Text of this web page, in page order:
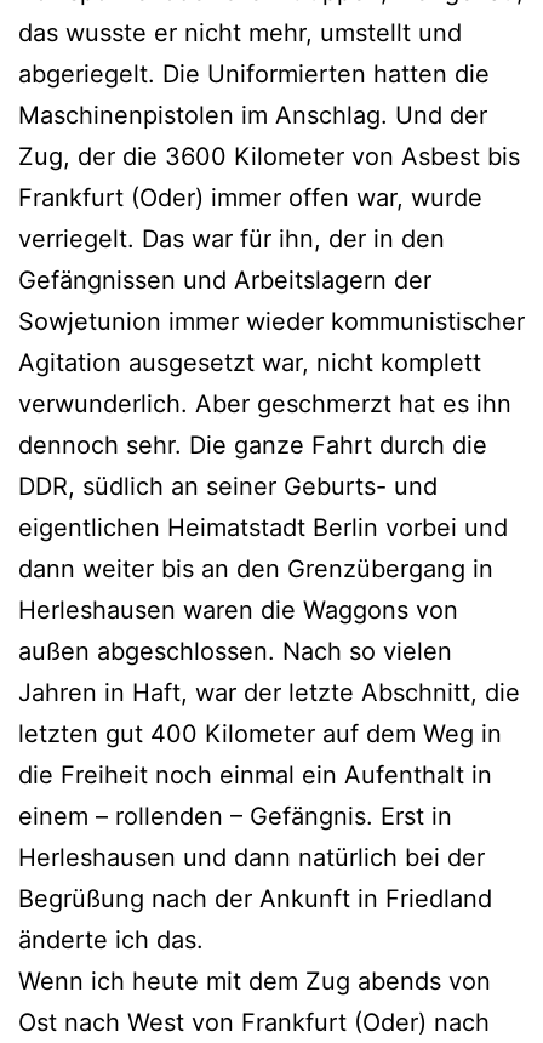
das wusste er nicht mehr, umstellt und
abgeriegelt. Die Uniformierten hatten die
Maschinenpistolen im Anschlag. Und der
Zug, der die 3600 Kilometer von Asbest bis
Frankfurt (Oder) immer offen war, wurde
verriegelt. Das war für ihn, der in den
Gefängnissen und Arbeitslagern der
Sowjetunion immer wieder kommunistischer
Agitation ausgesetzt war, nicht komplett
verwunderlich. Aber geschmerzt hat es ihn
dennoch sehr. Die ganze Fahrt durch die
DDR, südlich an seiner Geburts- und
eigentlichen Heimatstadt Berlin vorbei und
dann weiter bis an den Grenzübergang in
Herleshausen waren die Waggons von
außen abgeschlossen. Nach so vielen
Jahren in Haft, war der letzte Abschnitt, die
letzten gut 400 Kilometer auf dem Weg in
die Freiheit noch einmal ein Aufenthalt in
einem – rollenden – Gefängnis. Erst in
Herleshausen und dann natürlich bei der
Begrüßung nach der Ankunft in Friedland
änderte ich das.
Wenn ich heute mit dem Zug abends von
Ost nach West von Frankfurt (Oder) nach